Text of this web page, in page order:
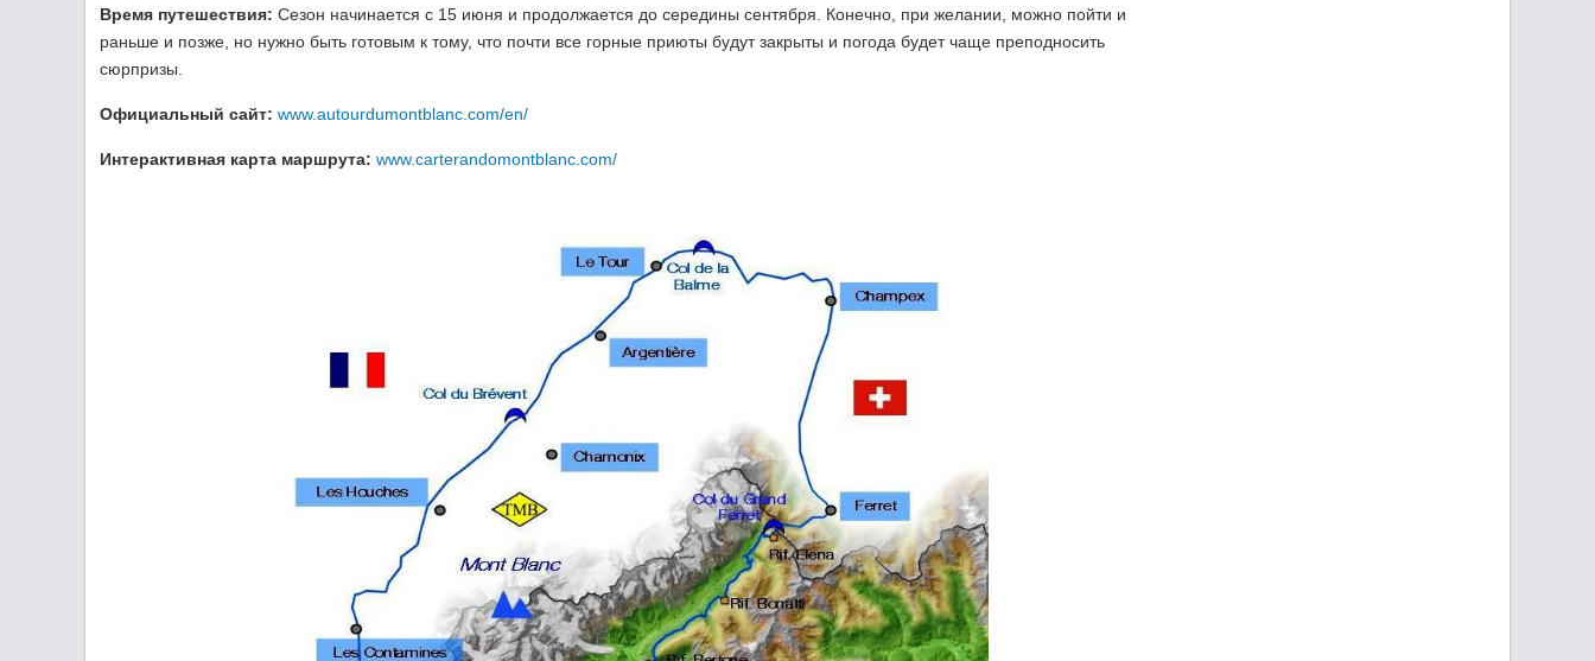
Время путешествия: Сезон начинается с 15 июня и продолжается до середины сентября. Конечно, при желании, можно пойти и
раньше и позже, но нужно быть готовым к тому, что почти все горные приюты будут закрыты и погода будет чаще преподносить
сюрпризы.
Официальный сайт: www.autourdumontblanc.com/en/
Интерактивная карта маршрута: www.carterandomontblanc.com/